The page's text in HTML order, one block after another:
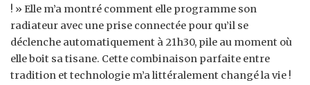
! » Elle m’a montré comment elle programme son
radiateur avec une prise connectée pour qu’il se
déclenche automatiquement à 21h30, pile au moment où
elle boit sa tisane. Cette combinaison parfaite entre
tradition et technologie m’a littéralement changé la vie !